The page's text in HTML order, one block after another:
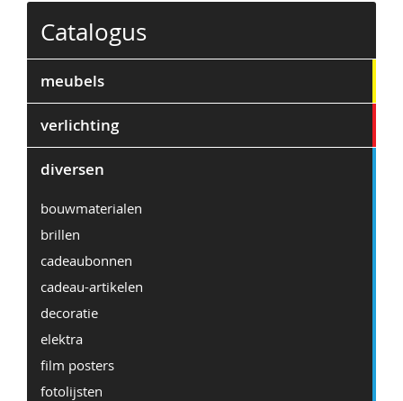
Catalogus
meubels
verlichting
diversen
bouwmaterialen
brillen
cadeaubonnen
cadeau-artikelen
decoratie
elektra
film posters
fotolijsten